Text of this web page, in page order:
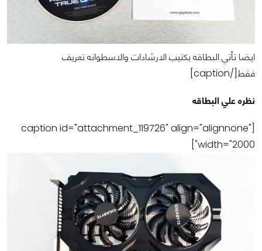
ايضا تأتي البطاقه بكتيب الارشادات والاسطوانه تعريف
فقط[/caption]
نظره علي البطاقه
[caption id="attachment_119726" align="alignnone"
width="2000"]